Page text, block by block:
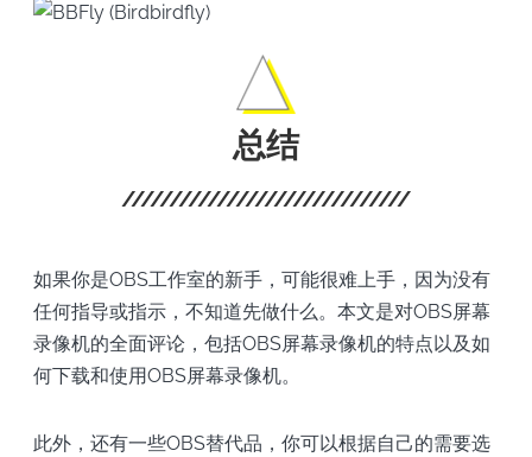
总结
如果你是OBS工作室的新手，可能很难上手，因为没有
任何指导或指示，不知道先做什么。本文是对OBS屏幕
录像机的全面评论，包括OBS屏幕录像机的特点以及如
何下载和使用OBS屏幕录像机。
此外，还有一些OBS替代品，你可以根据自己的需要选